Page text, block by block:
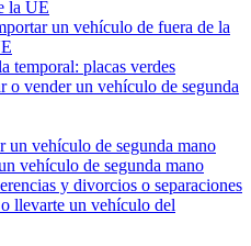
la UE
un vehículo de fuera de la
temporal: placas verdes
o vender un vehículo de segunda
un vehículo de segunda mano
vehículo de segunda mano
y divorcios o separaciones
llevarte un vehículo del